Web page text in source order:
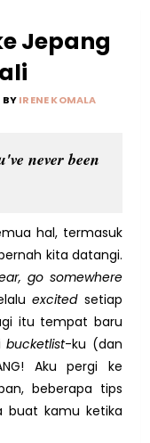
Jepang
BYIRENE KOMALA
never been
hal, termasuk
kita datangi.
go somewhere
excitedsetiap
itu tempat baru
bucketlist-ku (dan
Aku pergi ke
beberapa tips
buat kamu ketika